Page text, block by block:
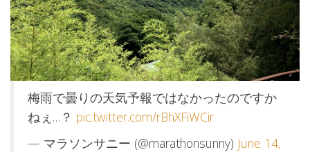
梅雨で曇りの天気予報ではなかったのですか
ねぇ…？ pic.twitter.com/rBhXFiWCir
— マラソンサニー (@marathonsunny) June 14,